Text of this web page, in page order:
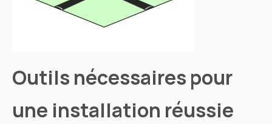
Outils nécessaires pour
une installation réussie